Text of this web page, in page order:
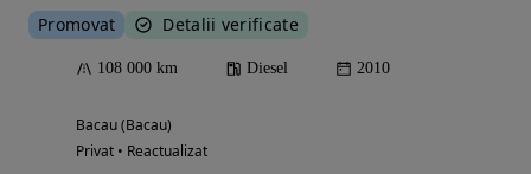
Promovat Detalii verificate
108 000 km Diesel 2010
Bacau (Bacau)
Privat • Reactualizat